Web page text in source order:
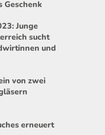
Geschenk
Junge
sucht
und
von zwei
erneuert